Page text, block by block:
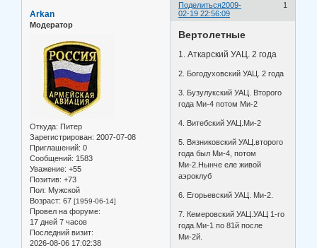
Поделиться 1
2009-
02-19 22:56:09
Arkan
Модератор
Откуда: Питер
Зарегистрирован: 2007-07-08
Приглашений: 0
Сообщений: 1583
Уважение: +55
Позитив: +73
Пол: Мужской
Возраст: 67 [1959-06-14]
Провел на форуме:
17 дней 7 часов
Последний визит:
2026-08-06 17:02:38
Вертолетные
1. Аткарский УАЦ. 2 года
2. Богодуховский УАЦ. 2 года
3. Бузулукский УАЦ. Второго
года Ми-4 потом Ми-2
4. Витебский УАЦ.Ми-2
5. Вязниковский УАЦ.второго
года был Ми-4, потом
Ми-2.Нынче еле живой
аэроклуб
6. Егорьевский УАЦ. Ми-2.
7. Кемеровский УАЦ.УАЦ 1-го
года.Ми-1 по 81й после
Ми-2й.